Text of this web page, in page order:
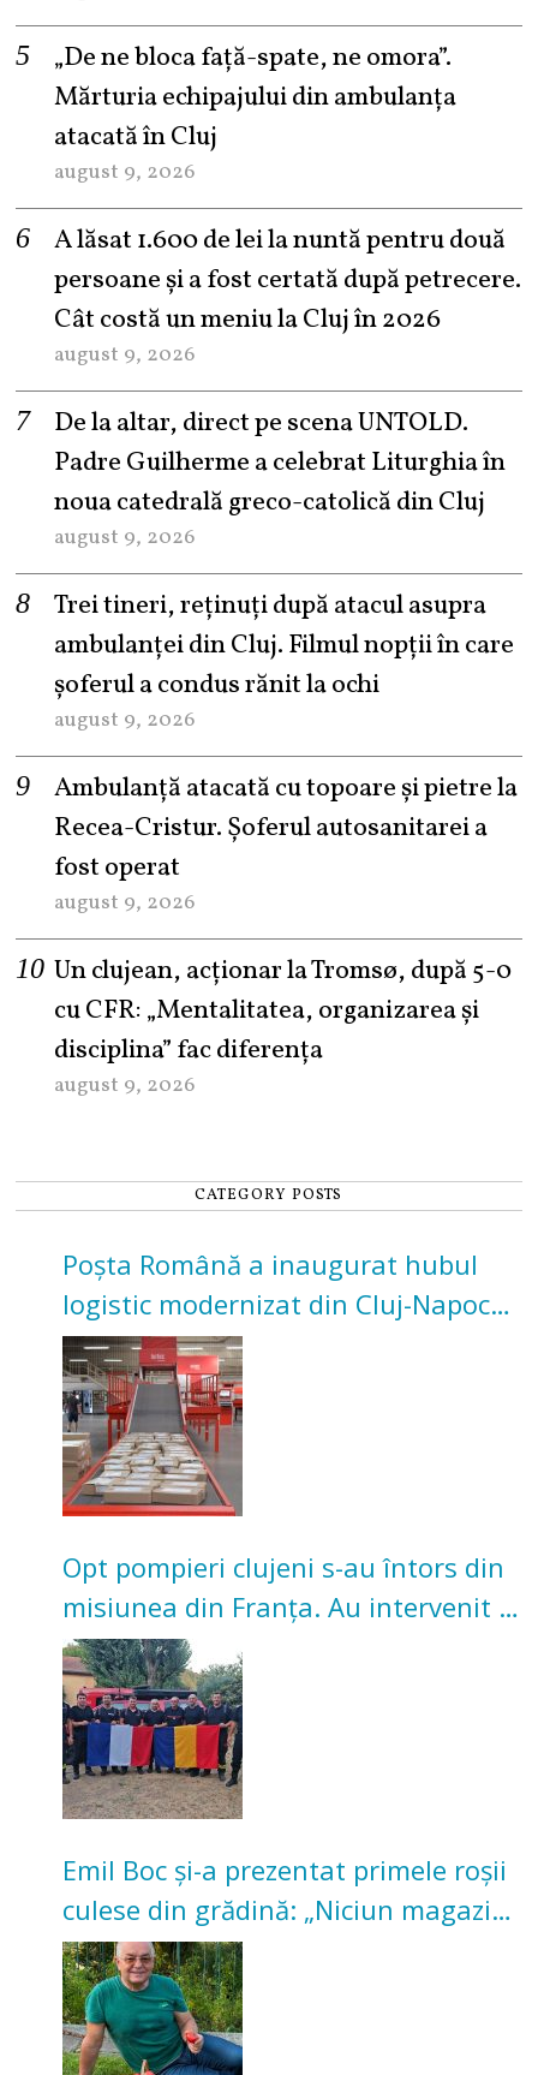
„De ne bloca față-spate, ne omora”.
Mărturia echipajului din ambulanța
atacată în Cluj
august 9, 2026
A lăsat 1.600 de lei la nuntă pentru două
persoane și a fost certată după petrecere.
Cât costă un meniu la Cluj în 2026
august 9, 2026
De la altar, direct pe scena UNTOLD.
Padre Guilherme a celebrat Liturghia în
noua catedrală greco-catolică din Cluj
august 9, 2026
Trei tineri, reținuți după atacul asupra
ambulanței din Cluj. Filmul nopții în care
șoferul a condus rănit la ochi
august 9, 2026
Ambulanță atacată cu topoare și pietre la
Recea-Cristur. Șoferul autosanitarei a
fost operat
august 9, 2026
Un clujean, acționar la Tromsø, după 5-0
cu CFR: „Mentalitatea, organizarea și
disciplina” fac diferența
august 9, 2026
CATEGORY POSTS
Poșta Română a inaugurat hubul
logistic modernizat din Cluj-Napoca.
Investiție de 3 milioane de euro
Opt pompieri clujeni s-au întors din
misiunea din Franța. Au intervenit la
incendii de vegetație și pădure
Emil Boc și-a prezentat primele roșii
culese din grădină: „Niciun magazin
nu poate oferi această satisfacție”